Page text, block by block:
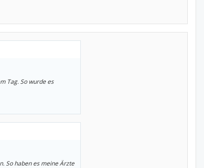
Tag. So wurde es
So haben es meine Ärzte